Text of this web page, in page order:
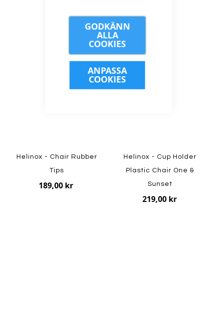
GODKÄNN
ALLA
COOKIES
ANPASSA
COOKIES
Helinox - Chair Rubber
Tips
189,00 kr
Helinox - Cup Holder
Plastic Chair One &
Sunset
219,00 kr